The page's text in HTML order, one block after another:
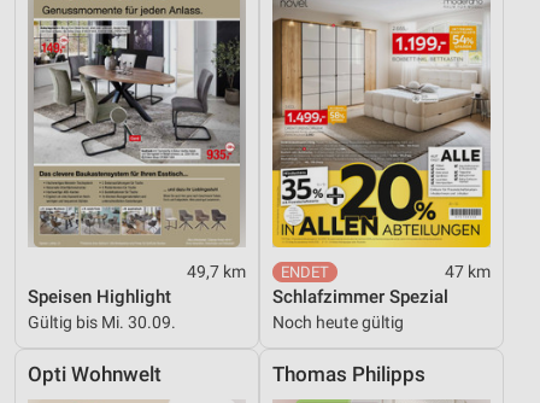
49,7 km
Speisen Highlight
Gültig bis Mi. 30.09.
47 km
Schlafzimmer Spezial
Noch heute gültig
Opti Wohnwelt Thomas Philipps